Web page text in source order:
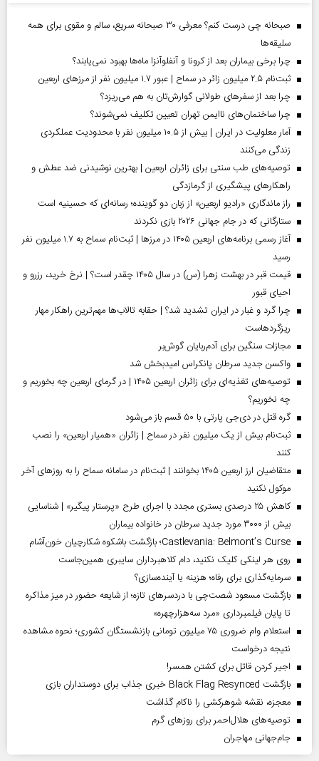
صبحانه چی درست کنم؟ معرفی ۳۰ صبحانه سریع، سالم و مقوی برای همه
سلیقه‌ها
چرا برخی بیماران بعد از کرونا و آنفلوآنزا ماه‌ها بهبود نمی‌یابند؟
ثبت‌نام ۲.۵ میلیون زائر در سماح | عبور ۱.۷ میلیون نفر از مرز‌های اربعین
چرا بعد از سفرهای طولانی گوارش‌تان به هم می‌ریزد؟
چرا ساختمان‌های ناایمن تهران تعیین تکلیف نمی‌شوند؟
آمار معلولیت در ایران | بیش از ۱۰.۵ میلیون نفر با محدودیت عملکردی
زندگی می‌کنند
توصیه‌های طب سنتی برای زائران اربعین | بهترین نوشیدنی ضد عطش و
راهکارهای پیشگیری از گرمازدگی
راز ماندگاری «رادیو اربعین» از زبان دو گوینده؛ رسانه‌ای که حسینیه است
ستارگانی که در جام جهانی ۲۰۲۶ بازی نکردند
آغاز رسمی برنامه‌های اربعین ۱۴۰۵ در مرز‌ها | ثبت‌نام سماح به ۱.۷ میلیون نفر
رسید
قیمت قبر در بهشت زهرا (س) در سال ۱۴۰۵ چقدر است؟ | نرخ خرید، رزرو و
احیای قبور
چرا گرد و غبار در ایران تشدید شد؟ | حقابه تالاب‌ها مهم‌ترین راهکار مهار
ریزگردهاست
مجازات سنگین برای آدم‌ربایان گوش‌بر
واکسن جدید سرطان پانکراس امیدبخش شد
توصیه‌های تغذیه‌ای برای زائران اربعین ۱۴۰۵ | در گرمای اربعین چه بخوریم و
چه نخوریم؟
گره قتل در دی‌جی پارتی با ۵۰ قسم باز می‌شود
ثبت‌نام بیش از یک میلیون نفر در سماح | زائران «همیار اربعین» را نصب
کنند
متقاضیان ارز اربعین ۱۴۰۵ بخوانند | ثبت‌نام در سامانه سماح را به روز‌های آخر
موکول نکنید
کاهش ۲۵ درصدی بستری مجدد با اجرای طرح «پرستار پیگیر» | شناسایی
بیش از ۳۰۰۰ مورد جدید سرطان در خانواده بیماران
Castlevania: Belmont’s Curse؛ بازگشت باشکوه شکارچیان خون‌آشام
روی هر لینکی کلیک نکنید، دام کلاهبرداران سایبری همین‌جاست
سرمایه‌گذاری برای رفاه؛ هزینه یا آینده‌سازی؟
بازگشت مسعود شصت‌چی با دردسر‌های تازه؛ از شایعه حضور در میز مذاکره
تا پایان فیلمبرداری «مرد سه‌هزارچهره»
استعلام وام ضروری ۷۵ میلیون تومانی بازنشستگان کشوری؛ نحوه مشاهده
نتیجه درخواست
اجیر کردن قاتل برای کشتن همسر!
بازگشت Black Flag Resynced خبری جذاب برای دوستداران بازی
معجزه، نقشه شوهرکشی را ناکام گذاشت
توصیه‌های هلال‌احمر برای روز‌های گرم
جام‌جهانی مهاجران